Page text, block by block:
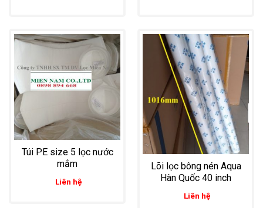
Túi PE size 5 lọc nước
mắm
Liên hệ
Lõi lọc bông nén Aqua
Hàn Quốc 40 inch
Liên hệ